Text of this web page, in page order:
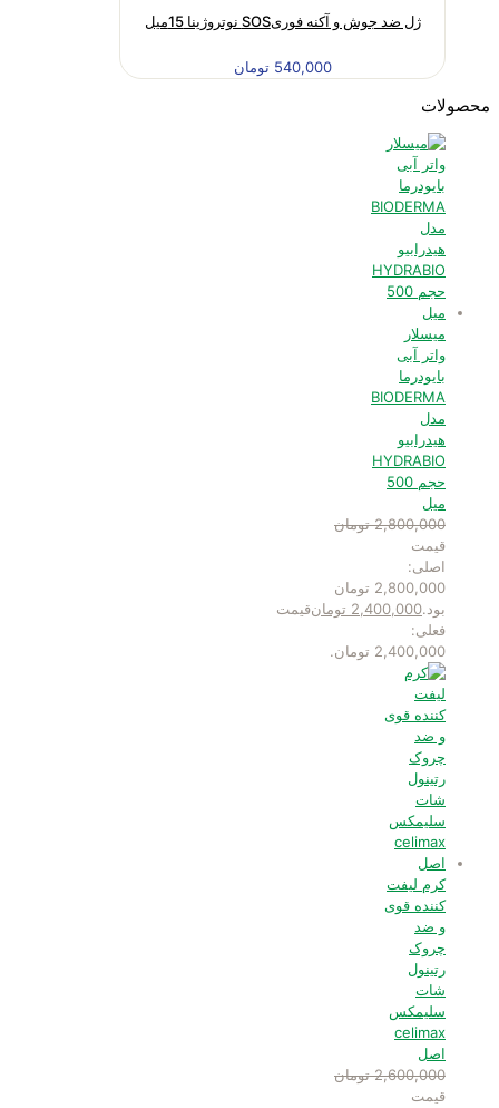
ژل ضد جوش و آکنه فوریSOS نوتروژینا 15میل
540,000 تومان
محصولات
میسلار
واتر آبی
بایودرما
BIODERMA
مدل
هیدرابیو
HYDRABIO
حجم 500
میل
2,800,000 تومان
قیمت
اصلی:
2,800,000 تومان
بود.2,400,000 تومانقیمت
فعلی:
2,400,000 تومان.
کرم لیفت
کننده قوی
و ضد
چروک
رتینول
شات
سلیمکس
celimax
اصل
2,600,000 تومان
قیمت